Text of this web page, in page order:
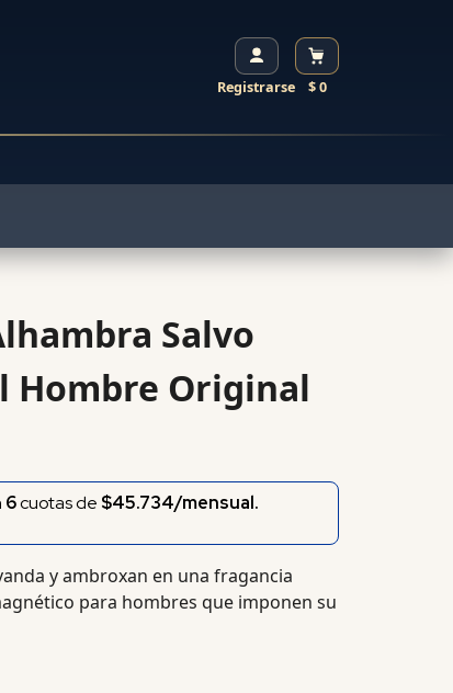
Registrarse $ 0
Salvo
Hombre Original
6cuotas de $45.734/mensual.
y ambroxan en una fragancia
para hombres que imponen su